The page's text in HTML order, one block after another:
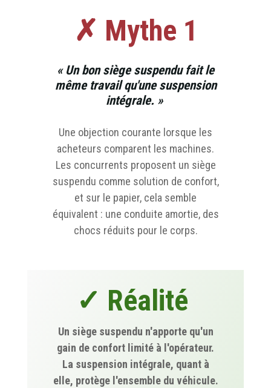
✗ Mythe 1
« Un bon siège suspendu fait le
même travail qu'une suspension
intégrale. »
Une objection courante lorsque les
acheteurs comparent les machines.
Les concurrents proposent un siège
suspendu comme solution de confort,
et sur le papier, cela semble
équivalent : une conduite amortie, des
chocs réduits pour le corps.
✓ Réalité
Un siège suspendu n'apporte qu'un
gain de confort limité à l'opérateur.
La suspension intégrale, quant à
elle, protège l'ensemble du véhicule.